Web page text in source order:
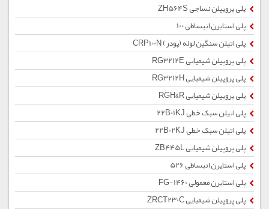
پلی پروپیلن نساجی ZH564S
پلی استایرن انبساطی 100
پلی اتیلن سنگین لوله (پودر) CRP100N
پلی پروپیلن شیمیایی RG3212E
پلی پروپیلن شیمیایی RG3212H
پلی پروپیلن شیمیایی RGH&R
پلی اتیلن سبک خطی 22B01KJ
پلی اتیلن سبک خطی 22B02KJ
پلی پروپیلن شیمیایی ZB445L
پلی استایرن انبساطی 526
پلی استایرن معمولی 1460-FG
پلی پروپیلن شیمیایی ZRCT230C